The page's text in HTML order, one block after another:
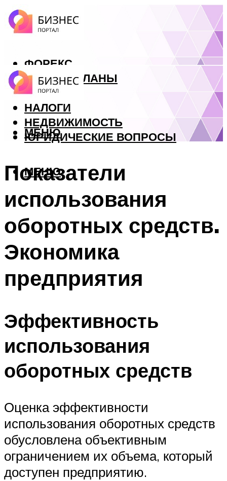
ФОРЕКС
БИЗНЕС ПЛАНЫ
КРЕДИТЫ
НАЛОГИ
НЕДВИЖИМОСТЬ
ЮРИДИЧЕСКИЕ ВОПРОСЫ
МЕНЮ
МЕНЮ
Показатели
использования
оборотных средств.
Экономика
предприятия
Эффективность
использования
оборотных средств
Оценка эффективности
использования оборотных средств
обусловлена объективным
ограничением их объема, который
доступен предприятию.